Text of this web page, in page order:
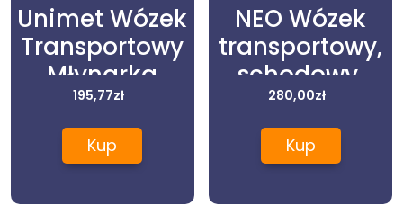
Unimet Wózek
Transportowy
Młynarka
(Taczawoz2)
195,77zł
Kup
NEO Wózek
transportowy,
schodowy,
składany,
150kg 84-402
280,00zł
Kup